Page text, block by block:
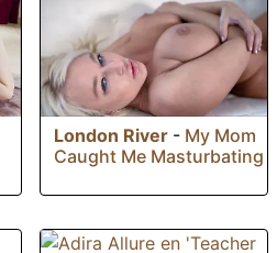
London River - My Mom
Caught Me Masturbating